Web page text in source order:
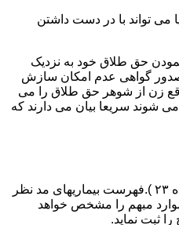
تواند با در دست داشتن
حق طلاق خود به نزدیک
صدور گواهی عدم امکان سازش
زن از شوهر حق طلاق را می
شوند سریعا بیان می دارند که
مطالبه و اخذ گواهی پزشکی معتبر مبنی بر عدم اعتیاد به مواد مخدر و عدم ابتلا به بیماریهای مسری ( سیفلیس،تالاسمی و..) و نیز واکسیناسیون زوجین،قبل از ثبت ازدواج (ماده ۲۳ ).فهرست بیماریهای مد نظر
مبهم را مشخص خواهد
ثبت نماید.